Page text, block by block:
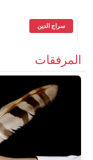
سراج الدين
المرفقات